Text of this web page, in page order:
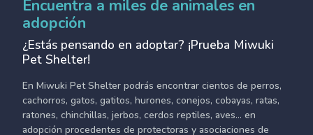
Encuentra a miles de animales en
adopción
¿Estás pensando en adoptar? ¡Prueba Miwuki
Pet Shelter!
En Miwuki Pet Shelter podrás encontrar cientos de perros,
cachorros, gatos, gatitos, hurones, conejos, cobayas, ratas,
ratones, chinchillas, jerbos, cerdos reptiles, aves... en
adopción procedentes de protectoras y asociaciones de